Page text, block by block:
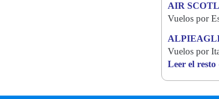
AIR
Vuelos por
Vuelos por
Leer el